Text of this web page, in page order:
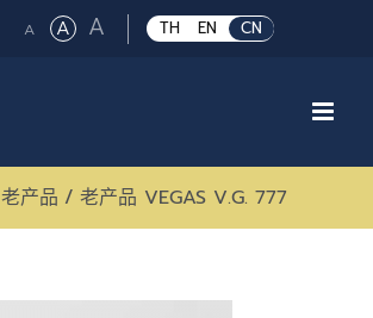
TH EN CN
A Small
ARegular
ALarge
font
老产品 / 老产品 VEGAS V.G. 777